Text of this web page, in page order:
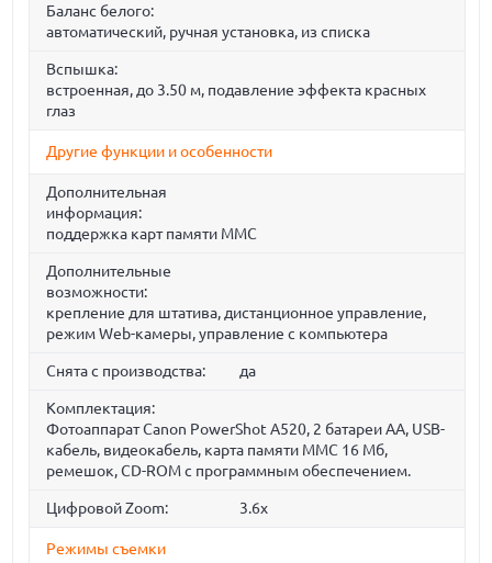
Баланс белого:
автоматический, ручная установка, из списка
Вспышка:
встроенная, до 3.50 м, подавление эффекта красных
глаз
Другие функции и особенности
Дополнительная
информация:
поддержка карт памяти MMC
Дополнительные
возможности:
крепление для штатива, дистанционное управление,
режим Web-камеры, управление с компьютера
Снята с производства: да
Комплектация:
Фотоаппарат Canon PowerShot A520, 2 батареи АА, USB-
кабель, видеокабель, карта памяти MMC 16 Мб,
ремешок, CD-ROM с программным обеспечением.
Цифровой Zoom: 3.6x
Режимы съемки